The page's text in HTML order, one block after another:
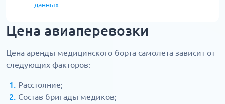
данных
Цена авиаперевозки
Цена аренды медицинского борта самолета зависит от
следующих факторов:
Расстояние;
Состав бригады медиков;